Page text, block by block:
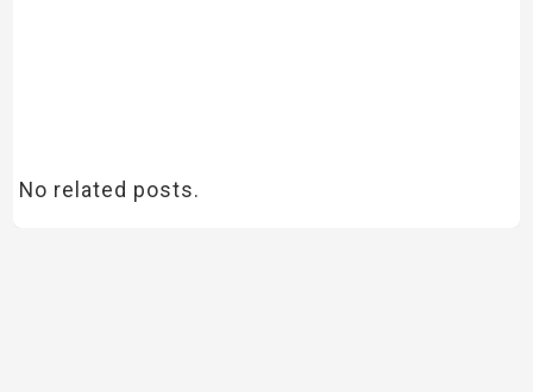
No related posts.